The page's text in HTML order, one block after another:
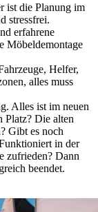
ist die Planung im
stressfrei.
erfahrene
Möbeldemontage
Helfer,
alles muss
Alles ist im neuen
Platz? Die alten
Gibt es noch
in der
zufrieden? Dann
beendet.